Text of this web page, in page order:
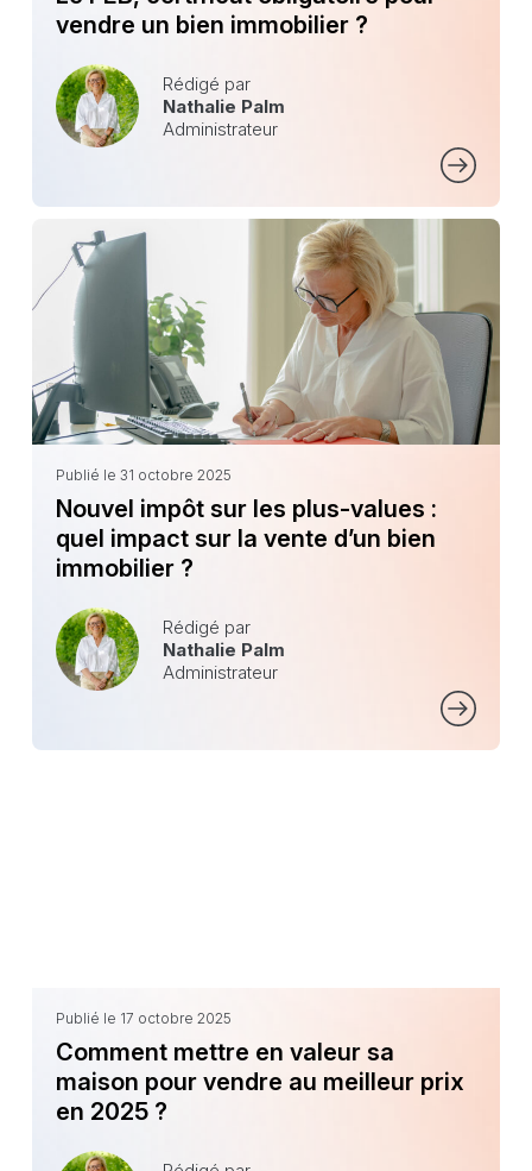
vendre un bien immobilier ?
Rédigé par
Nathalie Palm
Administrateur
Publié le 31 octobre 2025
Nouvel impôt sur les plus-values :
quel impact sur la vente d’un bien
immobilier ?
Rédigé par
Nathalie Palm
Administrateur
Publié le 17 octobre 2025
Comment mettre en valeur sa
maison pour vendre au meilleur prix
en 2025 ?